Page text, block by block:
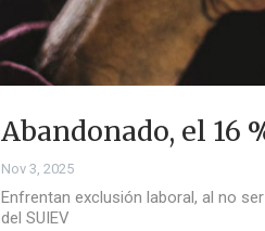
Abandonado, el 16
Nov 3, 2025
Enfrentan exclusión laboral, al no
del SUIEV